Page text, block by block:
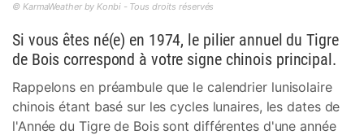
© KarmaWeather by Konbi - Tous droits réservés
Si vous êtes né(e) en 1974, le pilier annuel du Tigre
de Bois correspond à votre signe chinois principal.
Rappelons en préambule que le calendrier lunisolaire
chinois étant basé sur les cycles lunaires, les dates de
l'Année du Tigre de Bois sont différentes d'une année